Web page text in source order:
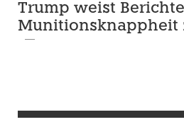
Trump weist
Munitionsknappheit